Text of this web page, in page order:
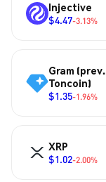
Injective
$4.47-3.13%
Gram (prev.
Toncoin)
$1.35-1.96%
XRP
$1.02-2.00%